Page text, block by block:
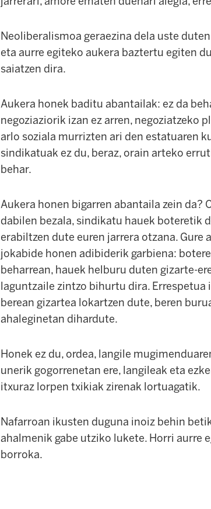
Neoliberalismoa geraezina dela uste
eta aurre egiteko aukera baztertu egiten
saiatzen dira.
Aukera honek baditu abantailak: ez da
negoziaziorik izan ez arren, negoziatzeko
arlo soziala murrizten ari den estatuaren
sindikatuak ez du, beraz, orain arteko
behar.
Aukera honen bigarren abantaila zein
dabilen bezala, sindikatu hauek boteretik
erabiltzen dute euren jarrera otzana. Gure
jokabide honen adibiderik garbiena:
beharrean, hauek helburu duten gizarte-
laguntzaile zintzo bihurtu dira.
berean gizartea lokartzen dute, beren
ahaleginetan dihardute.
Honek ez du, ordea, langile
unerik gogorrenetan ere, langileak eta
itxuraz lorpen txikiak zirenak lortuagatik.
Nafarroan ikusten duguna inoiz behin
ahalmenik gabe utziko lukete. Horri aurre
borroka.